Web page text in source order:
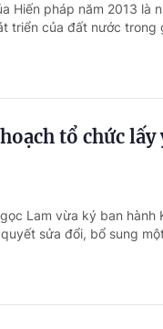
Hiến pháp năm 2013 là
triển của đất nước trong
tổ chức lấy
Lam vừa ký ban hành
sửa đổi, bổ sung